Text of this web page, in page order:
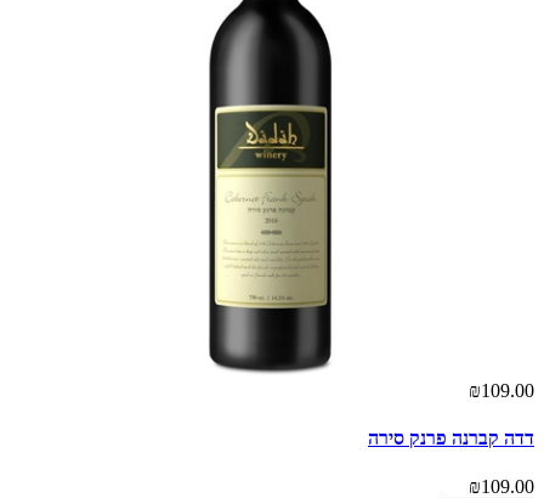
₪109.00
דדה קברנה פרנק סירה
₪109.00